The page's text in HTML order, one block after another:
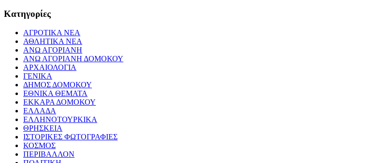
Kατηγορίες
ΑΓΡΟΤΙΚΑ ΝΕΑ
ΑΘΛΗΤΙΚΑ ΝΕΑ
ΑΝΩ ΑΓΟΡΙΑΝΗ
ΑΝΩ ΑΓΟΡΙΑΝΗ ΔΟΜΟΚΟΥ
ΑΡΧΑΙΟΛΟΓΙΑ
ΓΕΝΙΚΑ
ΔΗΜΟΣ ΔΟΜΟΚΟΥ
ΕΘΝΙΚΑ ΘΕΜΑΤΑ
ΕΚΚΑΡΑ ΔΟΜΟΚΟΥ
ΕΛΛΑΔΑ
ΕΛΛΗΝΟΤΟΥΡΚΙΚΑ
ΘΡΗΣΚΕΙΑ
ΙΣΤΟΡΙΚΕΣ ΦΩΤΟΓΡΑΦΙΕΣ
ΚΟΣΜΟΣ
ΠΕΡΙΒΑΛΛΟΝ